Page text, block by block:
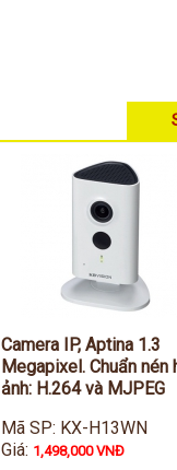
Camera IP, Aptina 1.3
Megapixel. Chuẩn nén
ảnh: H.264 và MJPEG
Mã SP: KX-H13WN
Giá: 1,498,000 VNĐ